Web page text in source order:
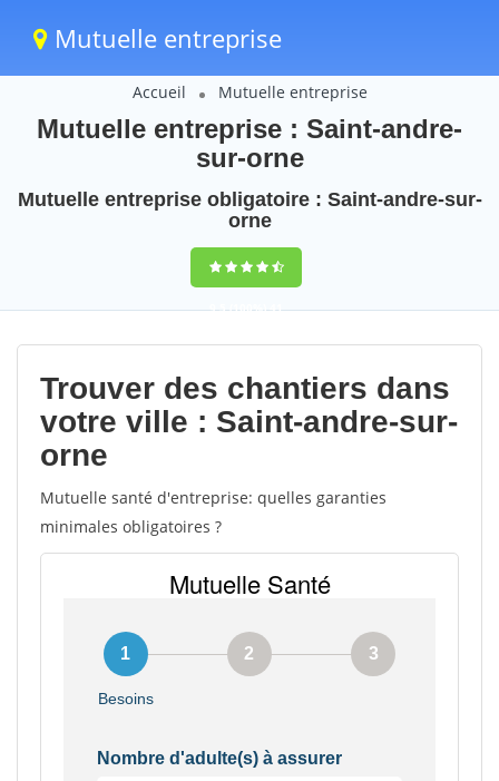
Mutuelle entreprise
Accueil Mutuelle entreprise
Mutuelle entreprise : Saint-andre-
sur-orne
Mutuelle entreprise obligatoire : Saint-andre-sur-
orne
9,5(100%)41
votes
Trouver des chantiers dans
votre ville : Saint-andre-sur-
orne
Mutuelle santé d'entreprise: quelles garanties
minimales obligatoires ?